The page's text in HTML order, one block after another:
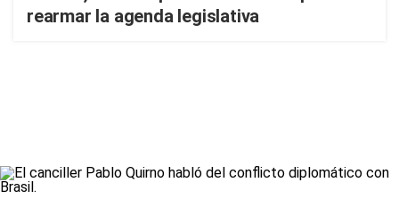
rearmar la agenda legislativa